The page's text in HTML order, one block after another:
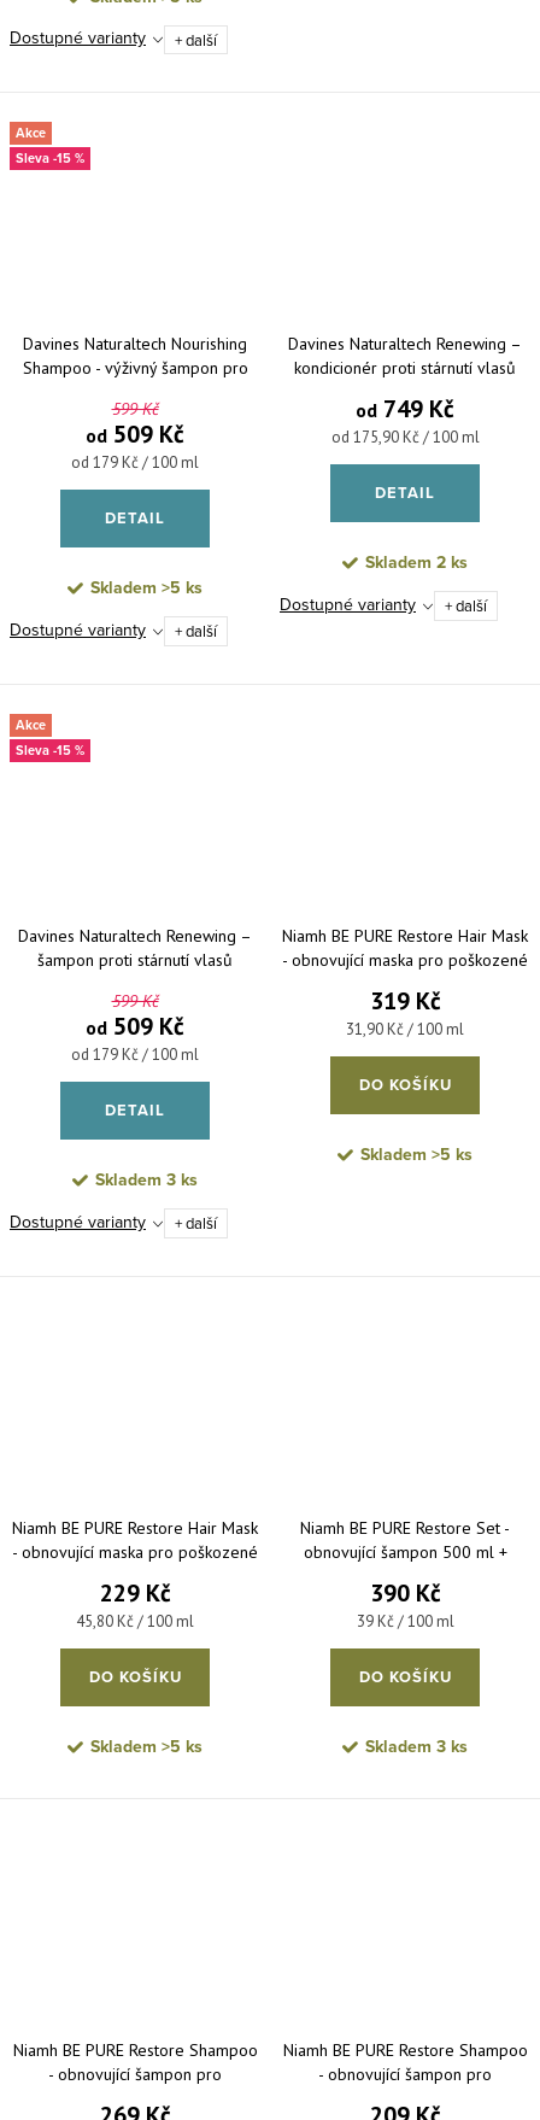
Dostupné varianty + další
Akce
-15 %
Davines Naturaltech Nourishing
Shampoo - výživný šampon pro
599 Kč
od 509 Kč
Měrná cena:
od 179 Kč / 100 ml
DETAIL
Skladem >5 ks
Dostupné varianty + další
Davines Naturaltech Renewing –
kondicionér proti stárnutí vlasů
od 749 Kč
Měrná cena:
od 175,90 Kč / 100 ml
DETAIL
Skladem 2 ks
Dostupné varianty + další
Akce
-15 %
Davines Naturaltech Renewing –
šampon proti stárnutí vlasů
599 Kč
od 509 Kč
Měrná cena:
od 179 Kč / 100 ml
DETAIL
Skladem 3 ks
Dostupné varianty + další
Niamh BE PURE Restore Hair Mask
- obnovující maska pro poškozené
319 Kč
Měrná cena:
31,90 Kč / 100 ml
DO KOŠÍKU
Skladem >5 ks
Niamh BE PURE Restore Hair Mask
- obnovující maska pro poškozené
229 Kč
Měrná cena:
45,80 Kč / 100 ml
DO KOŠÍKU
Skladem >5 ks
Niamh BE PURE Restore Set -
obnovující šampon 500 ml +
390 Kč
Měrná cena:
39 Kč / 100 ml
DO KOŠÍKU
Skladem 3 ks
Niamh BE PURE Restore Shampoo
- obnovující šampon pro
Niamh BE PURE Restore Shampoo
- obnovující šampon pro